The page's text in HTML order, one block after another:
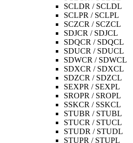
SCLDR / SCLDL
SCLPR / SCLPL
SCZCR / SCZCL
SDJCR / SDJCL
SDQCR / SDQCL
SDUCR / SDUCL
SDWCR / SDWCL
SDXCR / SDXCL
SDZCR / SDZCL
SEXPR / SEXPL
SROPR / SROPL
SSKCR / SSKCL
STUBR / STUBL
STUCR / STUCL
STUDR / STUDL
STUPR / STUPL